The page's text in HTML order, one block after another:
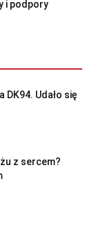
i podpory
DK94. Udało się
z sercem?